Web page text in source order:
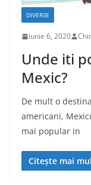
DIVERSE
iunie 6, 2020
Unde iti
Mexic?
De mult o
americani,
mai popular in
Citește mai